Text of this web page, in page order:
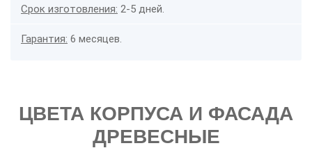
Срок изготовления: 2-5 дней.
Гарантия: 6 месяцев.
ЦВЕТА КОРПУСА И ФАСАДА
ДРЕВЕСНЫЕ